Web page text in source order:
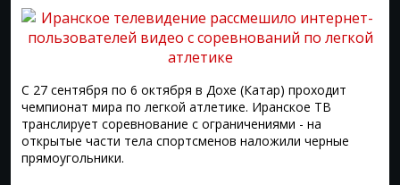
С 27 сентября по 6 октября в Дохе (Катар) проходит
чемпионат мира по легкой атлетике. Иранское ТВ
транслирует соревнование с ограничениями - на
открытые части тела спортсменов наложили черные
прямоугольники.